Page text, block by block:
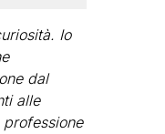
Io
dal
alle